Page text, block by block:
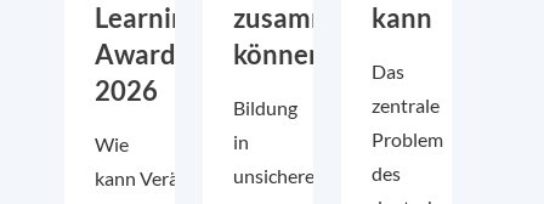
Learning
Awards
2026
Wie
kann Veränderung
zusammenarbeiten
können
Bildung
in
unsicheren
kann
Das
zentrale
Problem
des